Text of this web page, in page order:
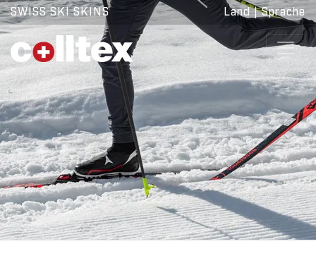
SWISS SKI SKINS Land|Sprache